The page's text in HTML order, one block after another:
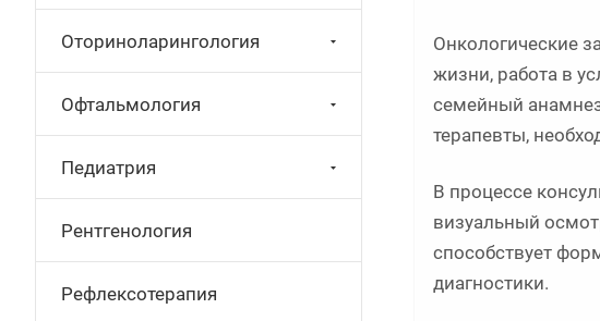
Онкологические
жизни, работа в
семейный
терапевты,
В процессе
визуальный
способствует
диагностики.
Оториноларингология
Офтальмология
Педиатрия
Рентгенология
Рефлексотерапия